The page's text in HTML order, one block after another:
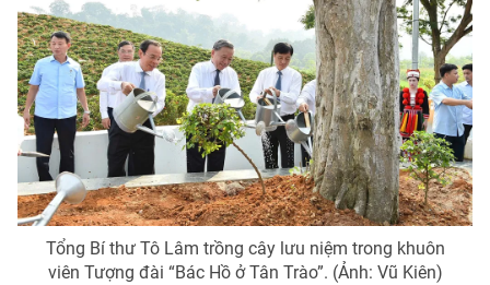
Tổng Bí thư Tô Lâm trồng cây lưu niệm trong khuôn
viên Tượng đài “Bác Hồ ở Tân Trào”. (Ảnh: Vũ Kiên)